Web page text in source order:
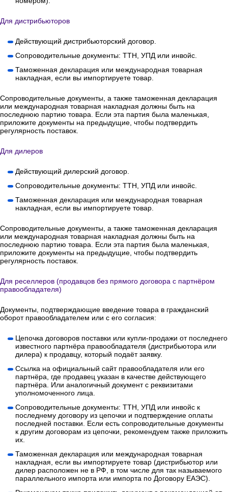
Для дистрибьюторов
Действующий дистрибьюторский договор.
Сопроводительные документы: ТТН, УПД или инвойс.
Таможенная декларация или международная товарная
накладная, если вы импортируете товар.
Сопроводительные документы, а также таможенная декларация
или международная товарная накладная должны быть на
последнюю партию товара. Если эта партия была маленькая,
приложите документы на предыдущие, чтобы подтвердить
регулярность поставок.
Для дилеров
Действующий дилерский договор.
Сопроводительные документы: ТТН, УПД или инвойс.
Таможенная декларация или международная товарная
накладная, если вы импортируете товар.
Сопроводительные документы, а также таможенная декларация
или международная товарная накладная должны быть на
последнюю партию товара. Если эта партия была маленькая,
приложите документы на предыдущие, чтобы подтвердить
регулярность поставок.
Для реселлеров (продавцов без прямого договора с партнёром
правообладателя)
Документы, подтверждающие введение товара в гражданский
оборот правообладателем или с его согласия:
Цепочка договоров поставки или купли-продажи от последнего
известного партнёра правообладателя (дистрибьютора или
дилера) к продавцу, который подаёт заявку.
Ссылка на официальный сайт правообладателя или его
партнёра, где продавец указан в качестве действующего
партнёра. Или аналогичный документ с реквизитами
уполномоченного лица.
Сопроводительные документы: ТТН, УПД или инвойс к
последнему договору из цепочки и подтверждение оплаты
последней поставки. Если есть сопроводительные документы
к другим договорам из цепочки, рекомендуем также приложить
их.
Таможенная декларация или международная товарная
накладная, если вы импортируете товар (дистрибьютор или
дилер расположен не в РФ, в том числе для так называемого
параллельного импорта или импорта по Договору ЕАЭС).